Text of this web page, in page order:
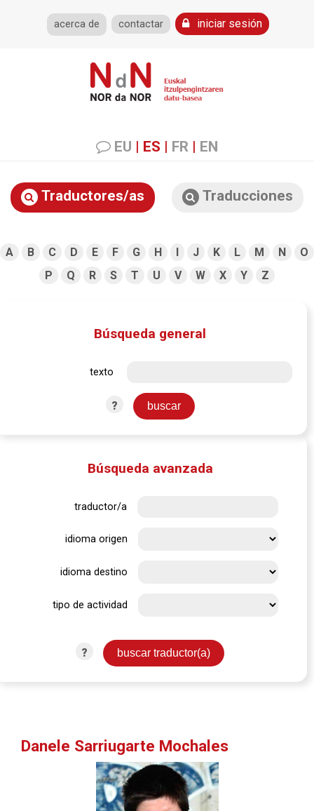
acerca de contactar iniciar sesión
EU | ES | FR | EN
Traductores/as Traducciones
A B C D E F G H I J K L M N
O
P
Q R S T U V W X Y Z
Búsqueda general
texto
?
Búsqueda avanzada
traductor/a
idioma origen
idioma destino
tipo de actividad
?
Danele Sarriugarte Mochales